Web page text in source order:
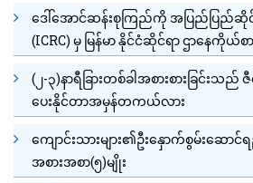
ဒေါ်အောင်ဆန်းစုကြည်ကို အပြည်ပြည်ဆို
(ICRC) မှ မြန်မာ နိုင်ငံဆိုင်ရာ ဌာ‌နေကို
(၂-၃)နာရီခြားတစ်ခါအစားစားခြင်းသည်
ပေးနိုင်တာအမှန်တကယ်လား
ကျောင်းသားများ၏ဦးနှောက်စွမ်းဆေ
အစားအစာ(၅)မျိုး